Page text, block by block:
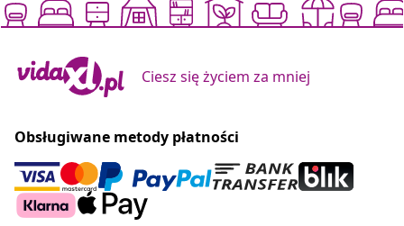
Ciesz się życiem za mniej
Obsługiwane metody płatności